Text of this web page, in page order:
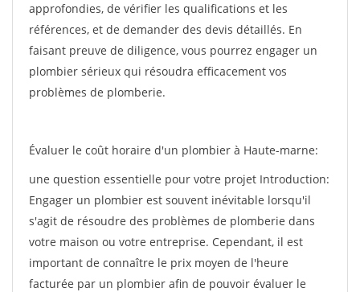
approfondies, de vérifier les qualifications et les
références, et de demander des devis détaillés. En
faisant preuve de diligence, vous pourrez engager un
plombier sérieux qui résoudra efficacement vos
problèmes de plomberie.
Évaluer le coût horaire d'un plombier à Haute-marne:
une question essentielle pour votre projet Introduction:
Engager un plombier est souvent inévitable lorsqu'il
s'agit de résoudre des problèmes de plomberie dans
votre maison ou votre entreprise. Cependant, il est
important de connaître le prix moyen de l'heure
facturée par un plombier afin de pouvoir évaluer le